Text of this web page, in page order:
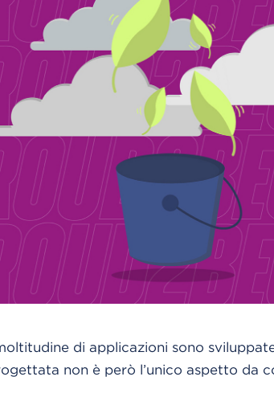
di applicazioni sono
non è però l’unico aspetto da